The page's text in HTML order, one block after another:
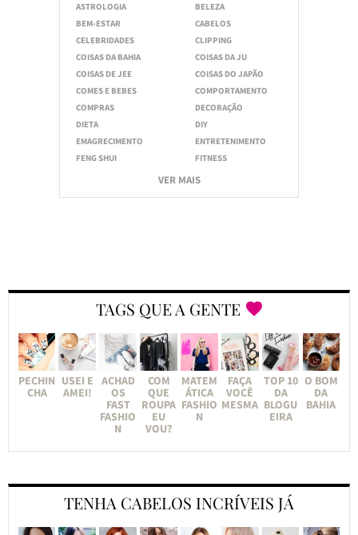
ASTROLOGIA
BELEZA
BEM-ESTAR
CABELOS
CELEBRIDADES
CLIPPING
COISAS DA BAHIA
COISAS DA JU
COISAS DE JEE
COISAS DO JAPÃO
COMES E BEBES
COMPORTAMENTO
COMPRAS
DECORAÇÃO
DIETA
DIY
EMAGRECIMENTO
ENTRETENIMENTO
FENG SHUI
FITNESS
VER MAIS
TAGS QUE A GENTE
PECHIN
CHA
USEI E
AMEI!
ACHAD
OS
FAST
FASHIO
N
COM
QUE
ROUPA
EU
VOU?
MATEM
ÁTICA
FASHIO
N
FAÇA
VOCÊ
MESMA
TOP 10
DA
BLOGU
EIRA
O BOM
DA
BAHIA
TENHA CABELOS INCRÍVEIS JÁ